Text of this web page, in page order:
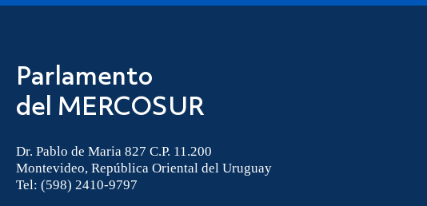
Parlamento
del MERCOSUR
Dr. Pablo de Maria 827 C.P. 11.200
Montevideo, República Oriental del Uruguay
Tel: (598) 2410-9797